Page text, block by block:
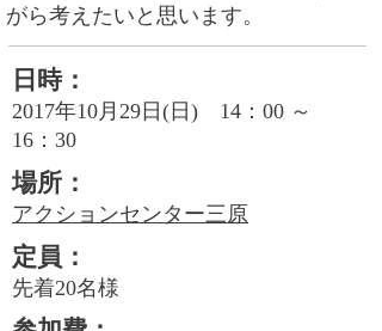
がら考えたいと思います。
日時：
2017年10月29日(日) 14：00 ～
16：30
場所：
アクションセンター三原
定員 ：
先着20名様